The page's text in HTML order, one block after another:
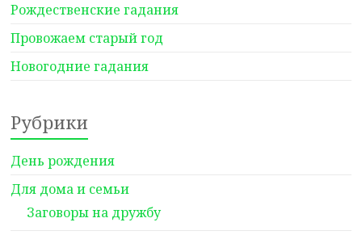
Рождественские гадания
Провожаем старый год
Новогодние гадания
Рубрики
День рождения
Для дома и семьи
Заговоры на дружбу